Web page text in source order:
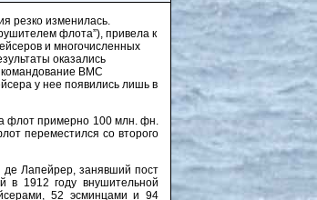
резко изменилась.
флота”), привела к
и многочисленных
оказались
командование ВМС
у нее появились лишь в
флот примерно 100 млн. фн.
переместился со второго
Лапейрер, занявший пост
в 1912 году внушительной
52 эсминцами и 94